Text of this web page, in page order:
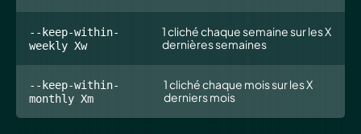
--keep-within-
weekly Xw
1 cliché chaque semaine sur les X
dernières semaines
--keep-within-
monthly Xm
1 cliché chaque mois sur les X
derniers mois